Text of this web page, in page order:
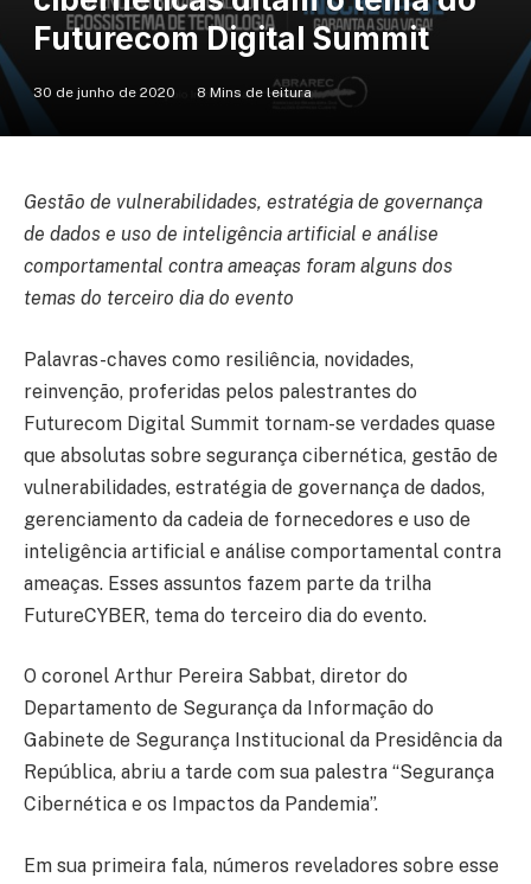
Futurecom Digital Summit
30 de junho de 2020 8 Mins de leitura
Gestão de vulnerabilidades, estratégia de governança
de dados e uso de inteligência artificial e análise
comportamental contra ameaças foram alguns dos
temas do terceiro dia do evento
Palavras-chaves como resiliência, novidades,
reinvenção, proferidas pelos palestrantes do
Futurecom Digital Summit tornam-se verdades quase
que absolutas sobre segurança cibernética, gestão de
vulnerabilidades, estratégia de governança de dados,
gerenciamento da cadeia de fornecedores e uso de
inteligência artificial e análise comportamental contra
ameaças. Esses assuntos fazem parte da trilha
FutureCYBER, tema do terceiro dia do evento.
O coronel Arthur Pereira Sabbat, diretor do
Departamento de Segurança da Informação do
Gabinete de Segurança Institucional da Presidência da
República, abriu a tarde com sua palestra “Segurança
Cibernética e os Impactos da Pandemia”.
Em sua primeira fala, números reveladores sobre esse